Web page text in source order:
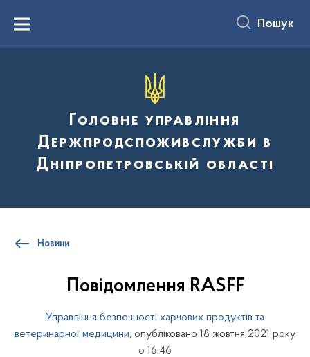
вмістуMenu Пошук
Головне управління
Держпродспоживслужби в
Дніпропетровській області
Новини
Повідомлення RASFF
Управління безпечності харчових продуктів та
ветеринарної медицини, опубліковано 18 жовтня 2021 року
о 16:46